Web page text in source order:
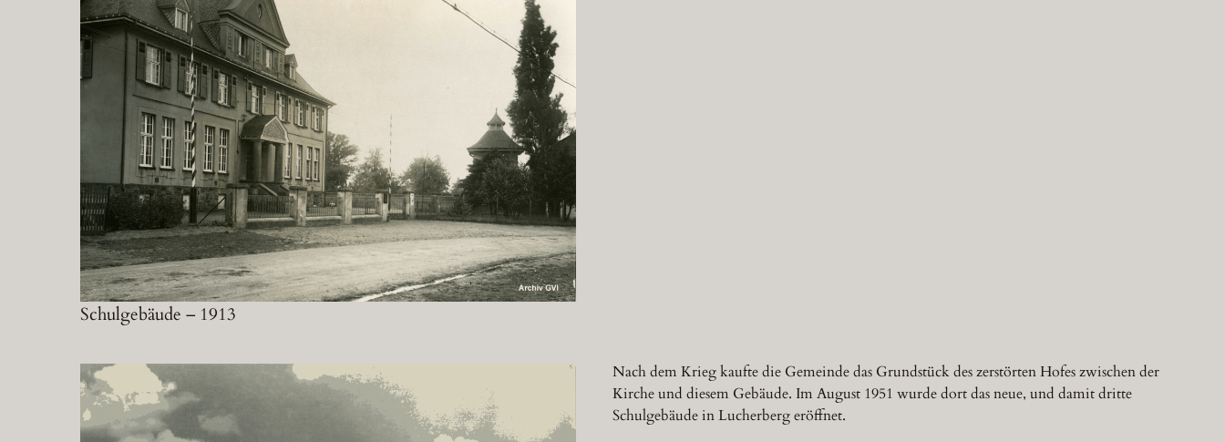
Schulgebäude – 1913
Nach dem Krieg kaufte die Gemeinde das Grundstück des zerstörten Hofes zwischen der
Kirche und diesem Gebäude. Im August 1951 wurde dort das neue, und damit dritte
Schulgebäude in Lucherberg eröffnet.